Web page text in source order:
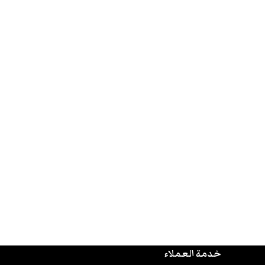
خدمة العملاء